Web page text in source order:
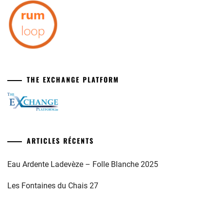
THE EXCHANGE PLATFORM
ARTICLES RÉCENTS
Eau Ardente Ladevèze – Folle Blanche 2025
Les Fontaines du Chais 27